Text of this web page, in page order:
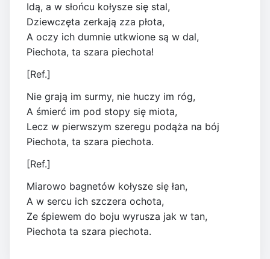
Idą, a w słońcu kołysze się stal,
Dziewczęta zerkają zza płota,
A oczy ich dumnie utkwione są w dal,
Piechota, ta szara piechota!
[Ref.]
Nie grają im surmy, nie huczy im róg,
A śmierć im pod stopy się miota,
Lecz w pierwszym szeregu podąża na bój
Piechota, ta szara piechota.
[Ref.]
Miarowo bagnetów kołysze się łan,
A w sercu ich szczera ochota,
Ze śpiewem do boju wyrusza jak w tan,
Piechota ta szara piechota.